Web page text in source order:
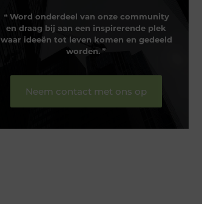
❝ Word onderdeel van onze community
en draag bij aan een inspirerende plek
waar ideeën tot leven komen en gedeeld
worden. ❞
Neem contact met ons op